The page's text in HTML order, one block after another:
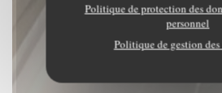
Politique de protection des
personnel
Politique de gestion